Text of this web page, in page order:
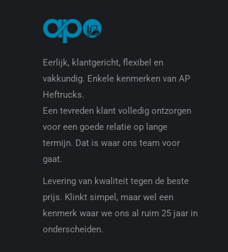
Eerlijk, klantgericht, flexibel en
vakkundig. Enkele kenmerken van AP
Heftrucks.
Een tevreden klant volledig ontzorgen
voor een goede relatie op lange
termijn. Dat is waar ons team voor
gaat.
Levering van kwaliteit tegen de beste
prijs. Klinkt simpel, maar wel een
kenmerk waar we ons al ruim 25 jaar in
onderscheiden.